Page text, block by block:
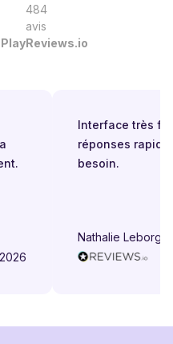
484
avis
Reviews.io
Interface très
réponses
besoin.
Nathalie Leborgne